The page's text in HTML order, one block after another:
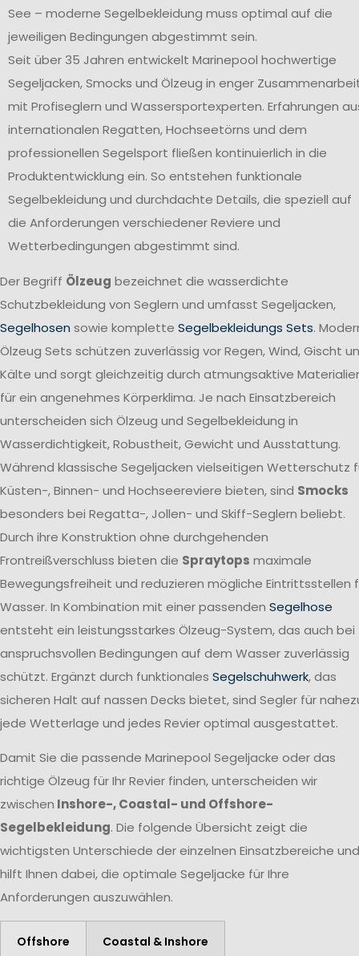
See – moderne Segelbekleidung muss optimal auf die
jeweiligen Bedingungen abgestimmt sein.
Seit über 35 Jahren entwickelt Marinepool hochwertige
Segeljacken, Smocks und Ölzeug in enger
mit Profiseglern und Wassersportexperten. Erfahrungen
internationalen Regatten, Hochseetörns und dem
professionellen Segelsport fließen kontinuierlich in die
Produktentwicklung ein. So entstehen funktionale
Segelbekleidung und durchdachte Details, die speziell auf
die Anforderungen verschiedener Reviere und
Wetterbedingungen abgestimmt sind.
Der Begriff Ölzeug bezeichnet die wasserdichte
Schutzbekleidung von Seglern und umfasst Segeljacken,
Segelhosen sowie komplette Segelbekleidungs Sets.
Ölzeug Sets schützen zuverlässig vor Regen, Wind, Gischt
Kälte und sorgt gleichzeitig durch atmungsaktive
für ein angenehmes Körperklima. Je nach Einsatzbereich
unterscheiden sich Ölzeug und Segelbekleidung in
Wasserdichtigkeit, Robustheit, Gewicht und Ausstattung.
Während klassische Segeljacken vielseitigen Wetterschutz
Küsten-, Binnen- und Hochseereviere bieten, sind Smocks
besonders bei Regatta-, Jollen- und Skiff-Seglern beliebt.
Durch ihre Konstruktion ohne durchgehenden
Frontreißverschluss bieten die Spraytops maximale
Bewegungsfreiheit und reduzieren mögliche Eintrittsstellen
Wasser. In Kombination mit einer passenden Segelhose
entsteht ein leistungsstarkes Ölzeug-System, das auch bei
anspruchsvollen Bedingungen auf dem Wasser zuverlässig
schützt. Ergänzt durch funktionales Segelschuhwerk, das
sicheren Halt auf nassen Decks bietet, sind Segler für
jede Wetterlage und jedes Revier optimal ausgestattet.
Damit Sie die passende Marinepool Segeljacke oder das
richtige Ölzeug für Ihr Revier finden, unterscheiden wir
zwischen Inshore-, Coastal- und Offshore-
Segelbekleidung. Die folgende Übersicht zeigt die
wichtigsten Unterschiede der einzelnen Einsatzbereiche und
hilft Ihnen dabei, die optimale Segeljacke für Ihre
Anforderungen auszuwählen.
Offshore Coastal & Inshore